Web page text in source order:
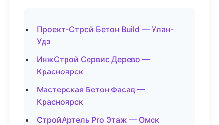
Проект-Строй Бетон Build — Улан-
Удэ
ИнжСтрой Сервис Дерево —
Красноярск
Мастерская Бетон Фасад —
Красноярск
СтройАртель Pro Этаж — Омск